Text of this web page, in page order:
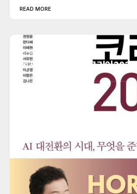
READ MORE
READ
독서노트 - 트랜드코리아2026